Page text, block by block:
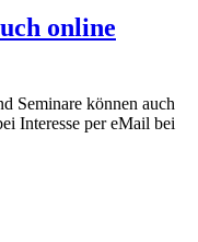
online
Seminare können auch
Interesse per eMail bei